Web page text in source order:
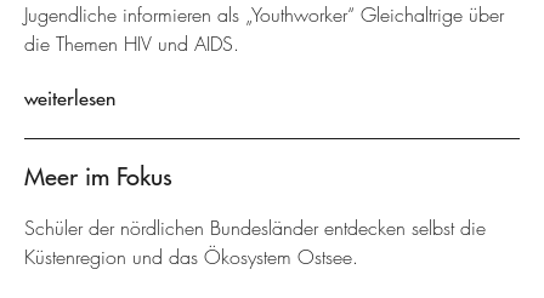
Jugendliche informieren als „Youthworker“ Gleichaltrige über
die Themen HIV und AIDS.
weiterlesen
Meer im Fokus
Schüler der nördlichen Bundesländer entdecken selbst die
Küstenregion und das Ökosystem Ostsee.